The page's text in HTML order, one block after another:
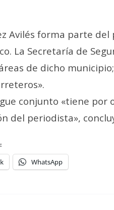
Avilés forma parte
La Secretaría de
de dicho
conjunto «tiene
del periodista»,
WhatsApp